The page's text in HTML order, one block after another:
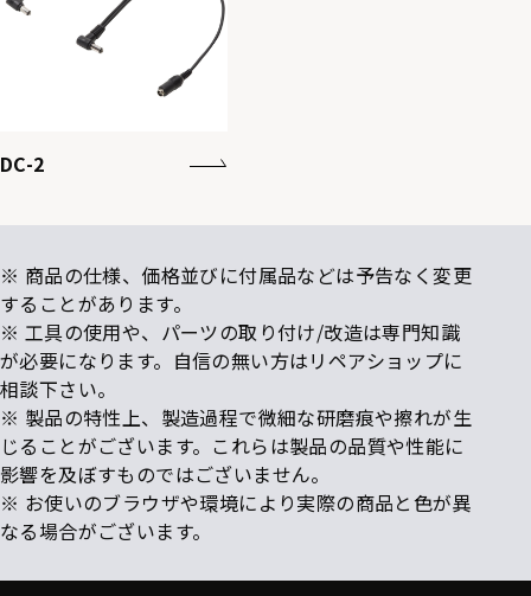
DC-2
※ 商品の仕様、価格並びに付属品などは予告なく変更
することがあります。
※ 工具の使用や、パーツの取り付け/改造は専門知識
が必要になります。自信の無い方はリペアショップに
相談下さい。
※ 製品の特性上、製造過程で微細な研磨痕や擦れが生
じることがございます。これらは製品の品質や性能に
影響を及ぼすものではございません。
※ お使いのブラウザや環境により実際の商品と色が異
なる場合がございます。